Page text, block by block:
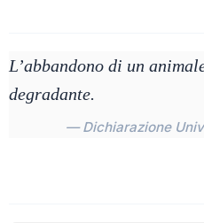
L’abbandono di un
degradante.
— Dichiarazione